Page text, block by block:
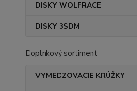
DISKY WOLFRACE
DISKY 3SDM
Doplnkový sortiment
VYMEDZOVACIE KRÚŽKY